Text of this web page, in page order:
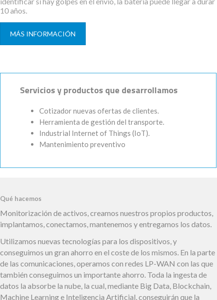
10 años.
MÁS INFORMACIÓN
Servicios y productos que desarrollamos
Cotizador nuevas ofertas de clientes.
Herramienta de gestión del transporte.
Industrial Internet of Things (IoT).
Mantenimiento preventivo
Qué hacemos
Monitorización de activos, creamos nuestros propios productos,
implantamos, conectamos, mantenemos y entregamos los datos.
Utilizamos nuevas tecnologías para los dispositivos, y
conseguimos un gran ahorro en el coste de los mismos. En la parte
de las comunicaciones, operamos con redes LP-WAN con las que
también conseguimos un importante ahorro. Toda la ingesta de
datos la absorbe la nube, la cual, mediante Big Data, Blockchain,
Machine Learning e Inteligencia Artificial, conseguirán que la